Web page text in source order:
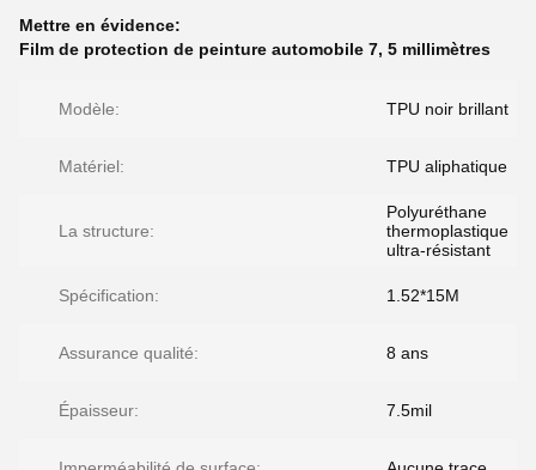
Mettre en évidence:
Film de protection de peinture automobile 7, 5 millimètres
Modèle: TPU noir brillant
Matériel: TPU aliphatique
La structure:
Polyuréthane
thermoplastique
ultra-résistant
Spécification: 1.52*15M
Assurance qualité: 8 ans
Épaisseur: 7.5mil